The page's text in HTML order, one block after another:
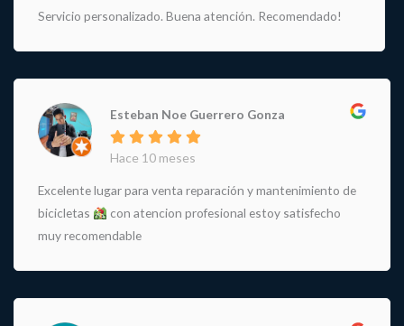
Servicio personalizado. Buena atención. Recomendado!
Esteban Noe Guerrero Gonza
Hace 10 meses
Excelente lugar para venta reparación y mantenimiento de
bicicletas
con atencion profesional estoy satisfecho
muy recomendable